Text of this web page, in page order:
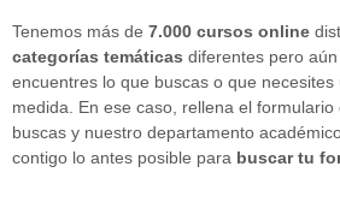
Tenemos más de 7.000 cursos online
categorías temáticas diferentes pero
encuentres lo que buscas o que necesites
medida. En ese caso, rellena el formulario
buscas y nuestro departamento
contigo lo antes posible para buscar tu